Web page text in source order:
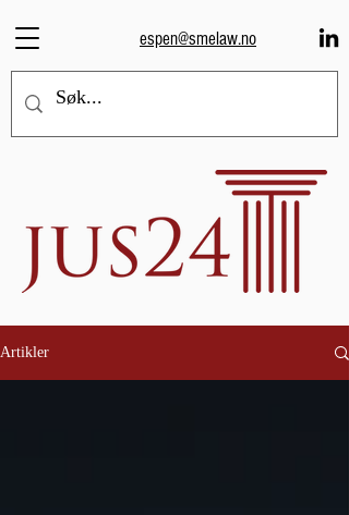
espen@smelaw.no
Artikler